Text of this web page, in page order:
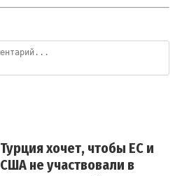
Турция хочет, чтобы ЕС и
США не участвовали в